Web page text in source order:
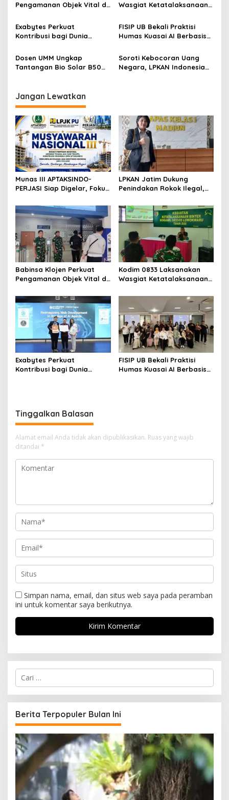
o
s
Pengamanan Objek Vital di
Lama
Wasgiat Ketatalaksanaan
Exabytes Perkuat
Kontribusi bagi Dunia
Melalui Kerja Sama dengan
Universitas Ciputra
Surabaya
FISIP UB Bekali Praktisi
Humas Kuasai AI Berbasis
Dosen UMM Ungkap
Tantangan Bio Solar B50
Wajib Dilakukan
Soroti Kebocoran Uang
Negara, LPKAN Indonesia
Jangan Lewatkan
Munas III APTAKSINDO-
PERJASI Siap Digelar, Fokus
Regenerasi Kepemimpinan
LPKAN Jatim Dukung
Penindakan Rokok Ilegal,
Jangan Korbankan Petani
Babinsa Klojen Perkuat
Pengamanan Objek Vital di
Lama
Kodim 0833 Laksanakan
Wasgiat Ketatalaksanaan
Exabytes Perkuat
Kontribusi bagi Dunia
FISIP UB Bekali Praktisi
Humas Kuasai AI Berbasis
Tinggalkan Balasan
Alamat email Anda tidak akan dipublikasikan. Ruas yang wajib
ditandai *
Simpan nama, email, dan situs web saya pada peramban
ini untuk komentar saya berikutnya.
C
i
u
n
t
u
k
:
Berita Terpopuler Bulan Ini